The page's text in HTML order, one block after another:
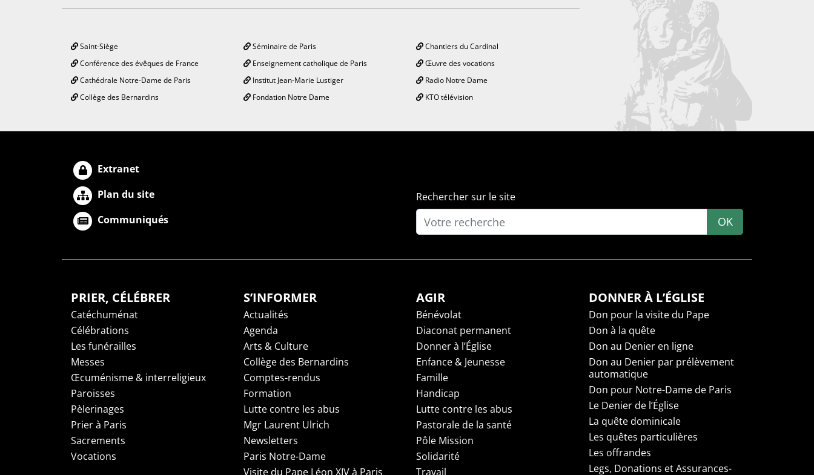
Saint-Siège
Conférence des évêques de France
Cathédrale Notre-Dame de Paris
Collège des Bernardins
Séminaire de Paris
Enseignement catholique de Paris
Institut Jean-Marie Lustiger
Fondation Notre Dame
Chantiers du Cardinal
Œuvre des vocations
Radio Notre Dame
KTO télévision
Extranet
Plan du site
Communiqués
Rechercher sur le site
OK
PRIER, CÉLÉBRER
Catéchuménat
Célébrations
Les funérailles
Messes
Œcuménisme & interreligieux
Paroisses
Pèlerinages
Prier à Paris
Sacrements
Vocations
S’INFORMER
Actualités
Agenda
Arts & Culture
Collège des Bernardins
Comptes-rendus
Formation
Lutte contre les abus
Mgr Laurent Ulrich
Newsletters
Paris Notre-Dame
Visite du Pape Léon XIV à Paris
AGIR
Bénévolat
Diaconat permanent
Donner à l’Église
Enfance & Jeunesse
Famille
Handicap
Lutte contre les abus
Pastorale de la santé
Pôle Mission
Solidarité
Travail
DONNER À L’ÉGLISE
Don pour la visite du Pape
Don à la quête
Don au Denier en ligne
Don au Denier par prélèvement
automatique
Don pour Notre-Dame de Paris
Le Denier de l’Église
La quête dominicale
Les quêtes particulières
Les offrandes
Legs, Donations et Assurances-